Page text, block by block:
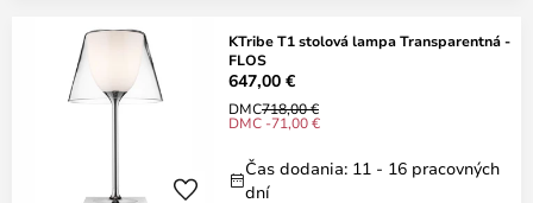
KTribe T1 stolová lampa Transparentná -
FLOS
647,00 €
DMC718,00 €
DMC -71,00 €
Čas dodania: 11 - 16 pracovných
dní